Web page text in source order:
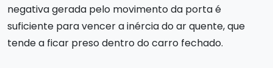
negativa gerada pelo movimento da porta é
suficiente para vencer a inércia do ar quente, que
tende a ficar preso dentro do carro fechado.